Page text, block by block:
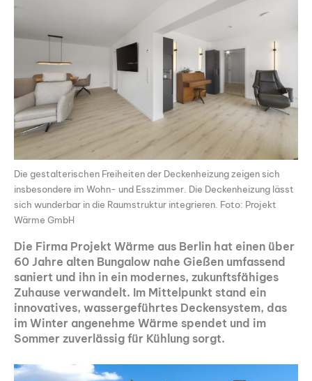
Die gestalterischen Freiheiten der Deckenheizung zeigen sich
insbesondere im Wohn- und Esszimmer. Die Deckenheizung lässt
sich wunderbar in die Raumstruktur integrieren. Foto: Projekt
Wärme GmbH
Die Firma Projekt Wärme aus Berlin hat einen über
60 Jahre alten Bungalow nahe Gießen umfassend
saniert und ihn in ein modernes, zukunftsfähiges
Zuhause verwandelt. Im Mittelpunkt stand ein
innovatives, wassergeführtes Deckensystem, das
im Winter angenehme Wärme spendet und im
Sommer zuverlässig für Kühlung sorgt.